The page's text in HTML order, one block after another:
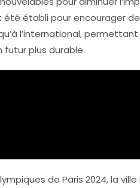
établi pour encourager
l’international,
futur plus durable.
de Paris 2024, la